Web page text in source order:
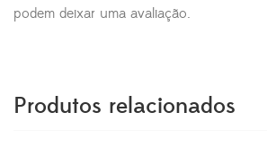
podem deixar uma avaliação.
Produtos relacionados